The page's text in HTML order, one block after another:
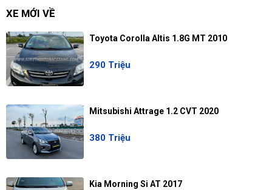
XE MỚI VỀ
Toyota Corolla Altis 1.8G MT 2010
290 Triệu
Mitsubishi Attrage 1.2 CVT 2020
380 Triệu
Kia Morning Si AT 2017